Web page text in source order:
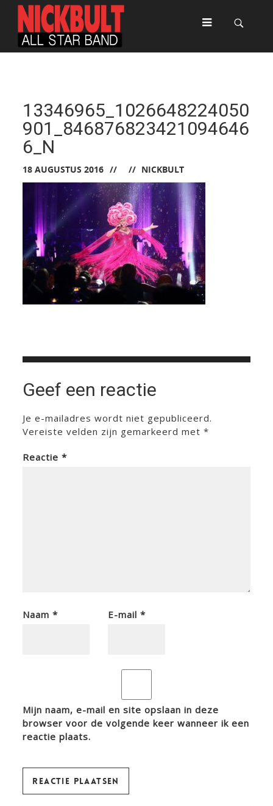
13346965_1026648224050
901_846876823421094646
6_N
18 AUGUSTUS 2016 NICKBULT
Geef een reactie
Je e-mailadres wordt niet gepubliceerd.
Vereiste velden zijn gemarkeerd met*
Reactie*
Naam* E-mail *
Mijn naam, e-mail en site opslaan in deze
browser voor de volgende keer wanneer ik een
reactie plaats.